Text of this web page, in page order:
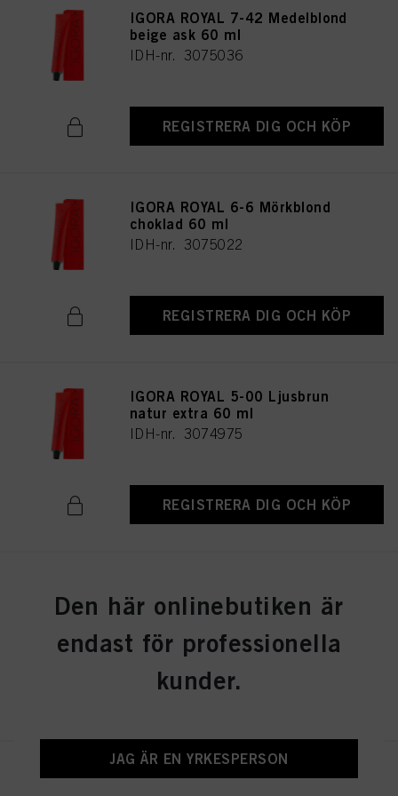
IGORA ROYAL 7-42 Medelblond
beige ask 60 ml
IDH-nr. 3075036
REGISTRERA DIG OCH KÖP
IGORA ROYAL 6-6 Mörkblond
choklad 60 ml
IDH-nr. 3075022
REGISTRERA DIG OCH KÖP
IGORA ROYAL 5-00 Ljusbrun
natur extra 60 ml
IDH-nr. 3074975
REGISTRERA DIG OCH KÖP
koppar extra 60 ml
REGISTRERA DIG OCH KÖP
IGORA ROYAL 6-0 Mörkblond
Den här onlinebutiken är
endast för professionella
kunder.
JAG ÄR EN YRKESPERSON
ovan angivna ändamål. Om du klickar på ”Avvisa” används endast cookies
som är tekniskt nödvändiga för att tillhandahålla denna webbplats.